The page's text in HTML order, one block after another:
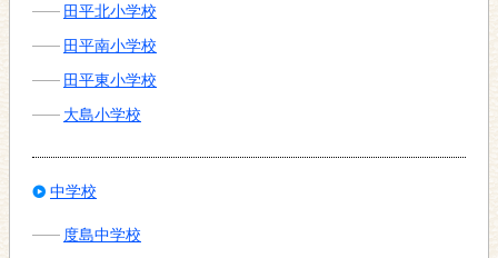
田平北小学校
田平南小学校
田平東小学校
大島小学校
中学校
度島中学校